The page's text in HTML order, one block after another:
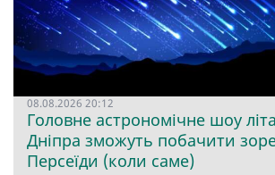
08.08.2026 20:12
Головне астрономічне шоу
Дніпра зможуть побачити
Персеїди (коли саме)